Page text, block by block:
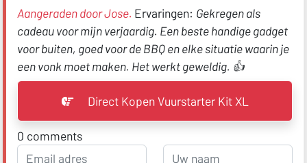
Aangeraden door Jose. Ervaringen: Gekregen als
cadeau voor mijn verjaardig. Een beste handige gadget
voor buiten, goed voor de BBQ en elke situatie waarin je
een vonk moet maken. Het werkt geweldig. 👍
Direct Kopen Vuurstarter Kit XL
0 comments